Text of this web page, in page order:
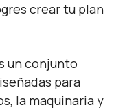
crear tu plan
un conjunto
para
la maquinaria y